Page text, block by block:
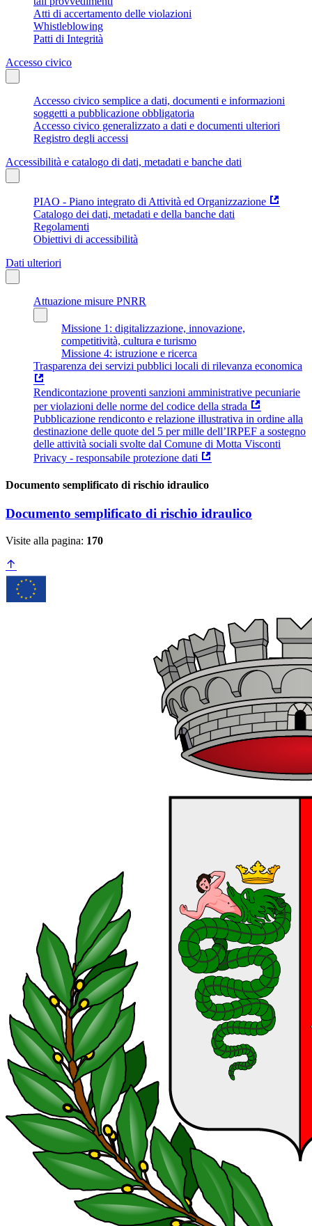
Atti di accertamento delle violazioni
Whistleblowing
Patti di Integrità
Accesso civico
Accesso civico semplice a dati, documenti e informazioni
soggetti a pubblicazione obbligatoria
Accesso civico generalizzato a dati e documenti ulteriori
Registro degli accessi
Accessibilità e catalogo di dati, metadati e banche dati
PIAO - Piano integrato di Attività ed Organizzazione
Catalogo dei dati, metadati e della banche dati
Regolamenti
Obiettivi di accessibilità
Dati ulteriori
Attuazione misure PNRR
Missione 1: digitalizzazione, innovazione,
competitività, cultura e turismo
Missione 4: istruzione e ricerca
Trasparenza dei servizi pubblici locali di rilevanza economica
Rendicontazione proventi sanzioni amministrative pecuniarie
per violazioni delle norme del codice della strada
Pubblicazione rendiconto e relazione illustrativa in ordine alla
destinazione delle quote del 5 per mille dell’IRPEF a sostegno
delle attività sociali svolte dal Comune di Motta Visconti
Privacy - responsabile protezione dati
Documento semplificato di rischio idraulico
Documento semplificato di rischio idraulico
Visite alla pagina: 170